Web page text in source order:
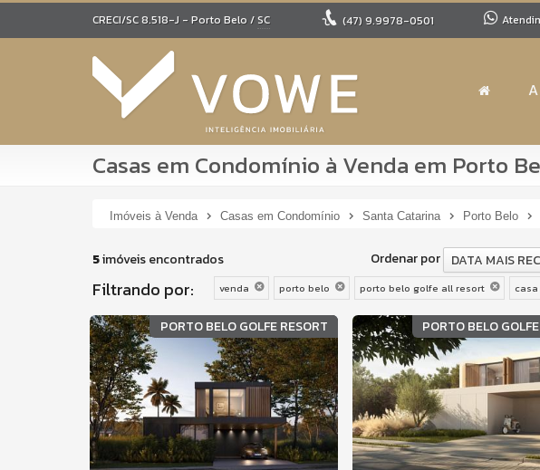
CRECI/SC 8.518-J - Porto Belo /SC (47)9.9978-0501
Casas em Condomínio à Venda em Porto
Imóveis à Venda Casas em Condomínio Santa Catarina Porto Belo
5imóveis encontrados Ordenar por DATA MAIS
Filtrando por: venda porto belo porto belo golfe all resort
PORTO BELO GOLFE RESORT PORTO BELO